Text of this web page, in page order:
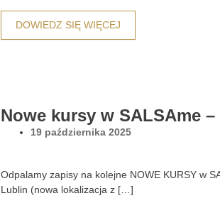
DOWIEDZ SIĘ WIĘCEJ
Nowe kursy w SALSAme
19 października 2025
Odpalamy zapisy na kolejne NOWE KURSY w
Lublin (nowa lokalizacja z […]